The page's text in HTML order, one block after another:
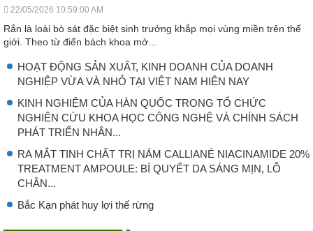
22/05/2026 10:59:00 AM
Rắn là loài bò sát đặc biệt sinh trưởng khắp mọi vùng miền trên thế
giới. Theo từ điển bách khoa mở...
HOẠT ĐỘNG SẢN XUẤT, KINH DOANH CỦA DOANH
NGHIỆP VỪA VÀ NHỎ TẠI VIỆT NAM HIỆN NAY
KINH NGHIỆM CỦA HÀN QUỐC TRONG TỔ CHỨC
NGHIÊN CỨU KHOA HỌC CÔNG NGHỆ VÀ CHÍNH SÁCH
PHÁT TRIỂN NHÂN...
RA MẮT TINH CHẤT TRỊ NÁM CALLIANÉ NIACINAMIDE 20%
TREATMENT AMPOULE: BÍ QUYẾT DA SÁNG MỊN, LỖ
CHÂN...
Bắc Kạn phát huy lợi thế rừng